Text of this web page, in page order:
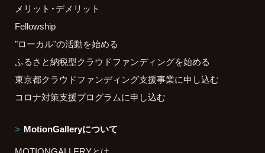
メリット・デメリット
Fellowship
"ローカル"の活動を始める
ふるさと納税型クラウドファンディングを始める
東京都クラウドファンディング支援事業に申し込む
コロナ対策支援プログラムに申し込む
MotionGalleryについて